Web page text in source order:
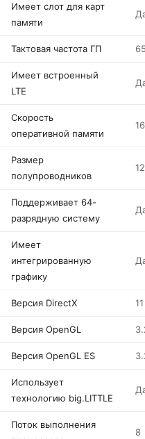
Имеет слот для карт
памяти
Тактовая частота ГП
Имеет встроенный
LTE
Скорость
оперативной памяти
Размер
полупроводников
Поддерживает 64-
разрядную систему
Имеет
интегрированную
графику
Версия DirectX 11
Версия OpenGL
Версия OpenGL ES
Использует
технологию big.LITTLE
Поток выполнения
8